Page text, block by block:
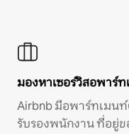
มองหาเซอร์วิสอพาร์
Airbnb มีอพาร์ทเมน
รับรองพนักงาน ที่อยู่ข